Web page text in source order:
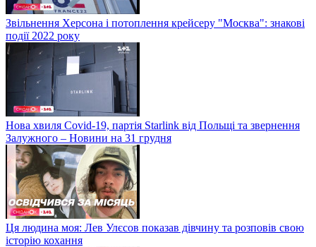
Звільнення Херсона і потоплення крейсеру "Москва": знакові
події 2022 року
Нова хвиля Covid-19, партія Starlink від Польщі та звернення
Залужного – Новини на 31 грудня
Ця людина моя: Лев Улєсов показав дівчину та розповів свою
історію кохання